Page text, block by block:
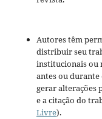
Autores têm
distribuir seu
institucionais ou
antes ou
gerar alterações
e a citação do
Livre).